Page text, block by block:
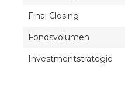
Final Closing
Fondsvolumen
Investmentstrategie